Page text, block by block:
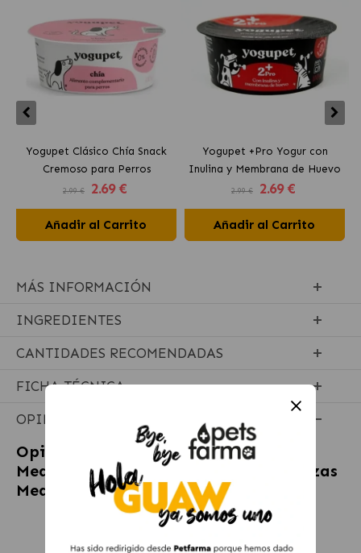
Yogupet Clásico Chía Snack
Cremoso para Perros
2.99 € 2.69 €
Añadir al Carrito
Yogupet +Pro Yogur con
Inulina y Membrana de Huevo
para Perros y Gatos
2.99 € 2.69 €
Añadir al Carrito
MÁS INFORMACIÓN
INGREDIENTES
CANTIDADES RECOMENDADAS
FICHA TÉCNICA
OPINIONES
Opiniones sobreVirbac Junior Special
Medium Pienso para Cachorros de Razas
Medianas